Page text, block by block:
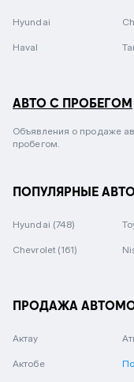
Hyundai
Haval
АВТО С ПРОБЕГОМ
Объявления о продаже
пробегом.
ПОПУЛЯРНЫЕ
Hyundai (748)
Chevrolet (161)
ПРОДАЖА
Актау
Актобе